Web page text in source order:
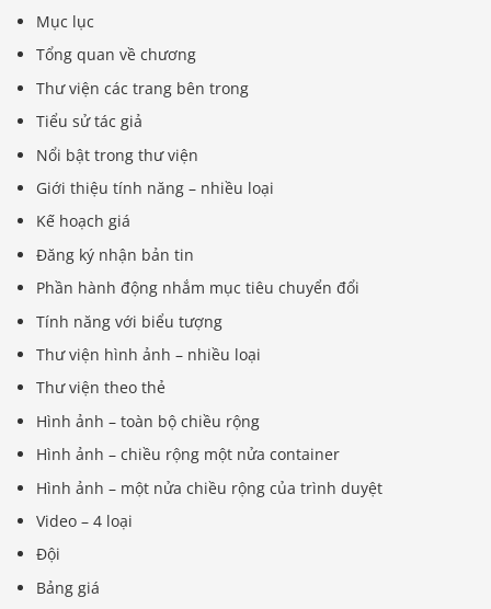
Mục lục
Tổng quan về chương
Thư viện các trang bên trong
Tiểu sử tác giả
Nổi bật trong thư viện
Giới thiệu tính năng – nhiều loại
Kế hoạch giá
Đăng ký nhận bản tin
Phần hành động nhắm mục tiêu chuyển đổi
Tính năng với biểu tượng
Thư viện hình ảnh – nhiều loại
Thư viện theo thẻ
Hình ảnh – toàn bộ chiều rộng
Hình ảnh – chiều rộng một nửa container
Hình ảnh – một nửa chiều rộng của trình duyệt
Video – 4 loại
Đội
Bảng giá